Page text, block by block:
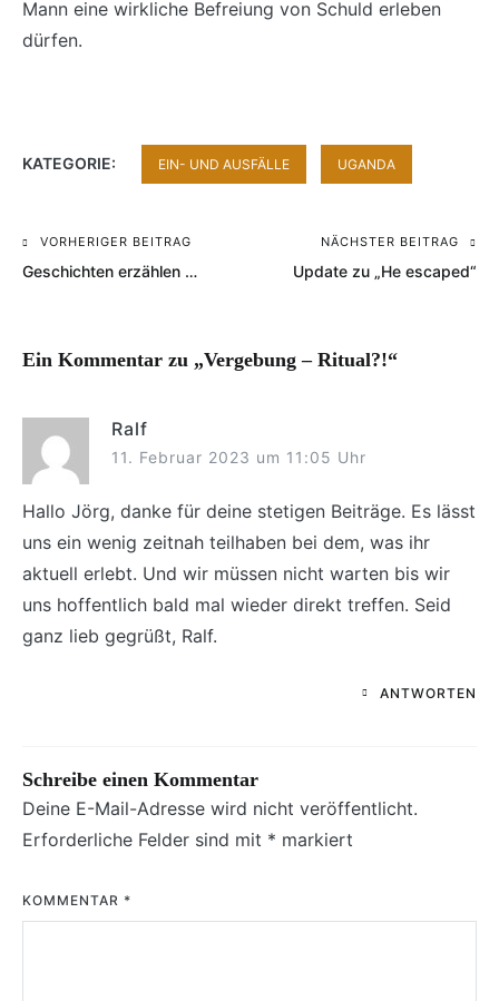
Mann eine wirkliche Befreiung von Schuld erleben
dürfen.
KATEGORIE: EIN- UND AUSFÄLLE UGANDA
Beitragsnavigation
VORHERIGER BEITRAG
Geschichten erzählen …
NÄCHSTER BEITRAG
Update zu „He escaped“
Ein Kommentar zu „Vergebung – Ritual?!“
Ralf
11. Februar 2023 um 11:05 Uhr
Hallo Jörg, danke für deine stetigen Beiträge. Es lässt
uns ein wenig zeitnah teilhaben bei dem, was ihr
aktuell erlebt. Und wir müssen nicht warten bis wir
uns hoffentlich bald mal wieder direkt treffen. Seid
ganz lieb gegrüßt, Ralf.
ANTWORTEN
Schreibe einen Kommentar
Deine E-Mail-Adresse wird nicht veröffentlicht.
Erforderliche Felder sind mit * markiert
KOMMENTAR *